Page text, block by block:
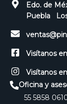
Edo. de
Puebla
Visítanos
Visítanos
Oficina y
55 5858